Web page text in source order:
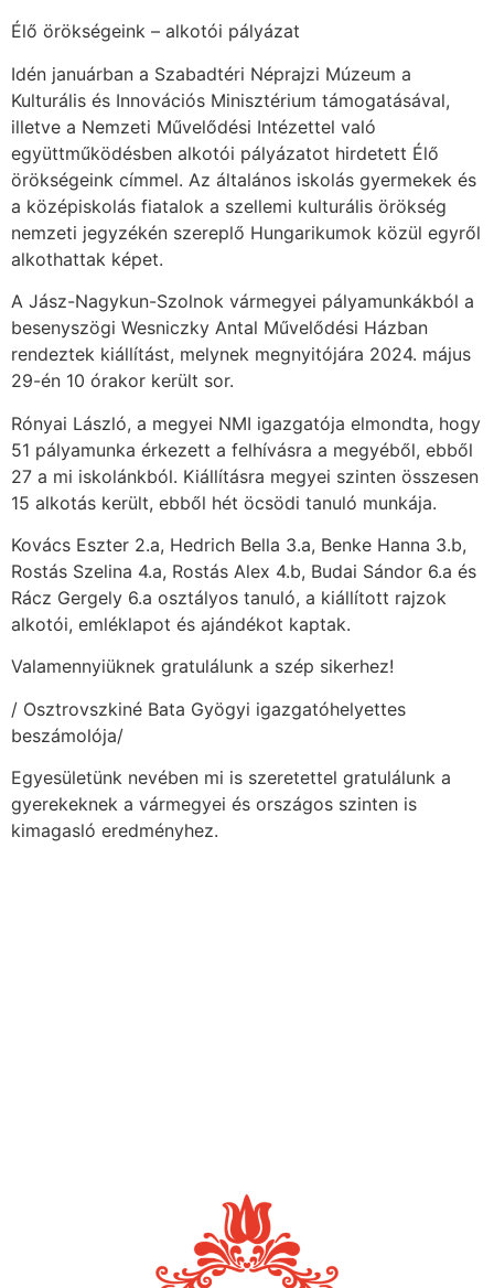
Élő örökségeink – alkotói pályázat
Idén januárban a Szabadtéri Néprajzi Múzeum a
Kulturális és Innovációs Minisztérium támogatásával,
illetve a Nemzeti Művelődési Intézettel való
együttműködésben alkotói pályázatot hirdetett Élő
örökségeink címmel. Az általános iskolás gyermekek és
a középiskolás fiatalok a szellemi kulturális örökség
nemzeti jegyzékén szereplő Hungarikumok közül egyről
alkothattak képet.
A Jász-Nagykun-Szolnok vármegyei pályamunkákból a
besenyszögi Wesniczky Antal Művelődési Házban
rendeztek kiállítást, melynek megnyitójára 2024. május
29-én 10 órakor került sor.
Rónyai László, a megyei NMI igazgatója elmondta, hogy
51 pályamunka érkezett a felhívásra a megyéből, ebből
27 a mi iskolánkból. Kiállításra megyei szinten összesen
15 alkotás került, ebből hét öcsödi tanuló munkája.
Kovács Eszter 2.a, Hedrich Bella 3.a, Benke Hanna 3.b,
Rostás Szelina 4.a, Rostás Alex 4.b, Budai Sándor 6.a és
Rácz Gergely 6.a osztályos tanuló, a kiállított rajzok
alkotói, emléklapot és ajándékot kaptak.
Valamennyiüknek gratulálunk a szép sikerhez!
/ Osztrovszkiné Bata Gyögyi igazgatóhelyettes
beszámolója/
Egyesületünk nevében mi is szeretettel gratulálunk a
gyerekeknek a vármegyei és országos szinten is
kimagasló eredményhez.